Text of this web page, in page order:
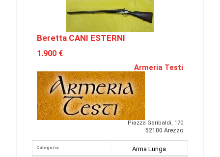
Beretta CANI ESTERNI
1.900 €
Armeria Testi
Piazza Garibaldi, 170
52100 Arezzo
Categoria
Arma Lunga